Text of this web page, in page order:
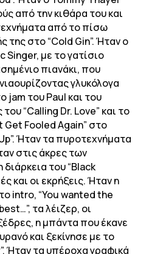
από την κιθάρα του και
από το πίσω
της στο “Cold Gin”. Ήταν ο
Singer, με το γατίσιο
πιανάκι, που
γλυκόλογα
jam του Paul και του
“Calling Dr. Love” και το
Get Fooled Again” στο
Ήταν τα πυροτεχνήματα
στις άκρες των
του “Black
και οι εκρήξεις. Ήταν η
intro, “You wanted the
τα λέιζερ, οι
η μπάντα που έκανε
και ξεκίνησε με το
Ήταν τα υπέροχα γραφικά